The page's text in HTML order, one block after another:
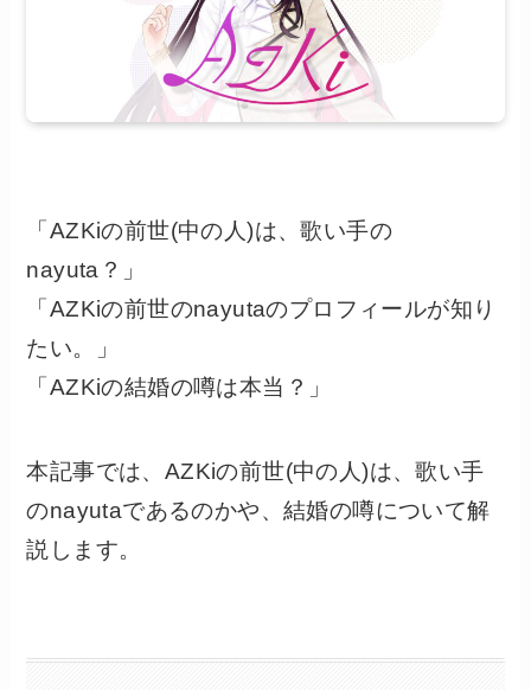
「AZKiの前世(中の人)は、歌い手の
nayuta？」
「AZKiの前世のnayutaのプロフィールが知り
たい。」
「AZKiの結婚の噂は本当？」
本記事では、AZKiの前世(中の人)は、歌い手
のnayutaであるのかや、結婚の噂について解
説します。